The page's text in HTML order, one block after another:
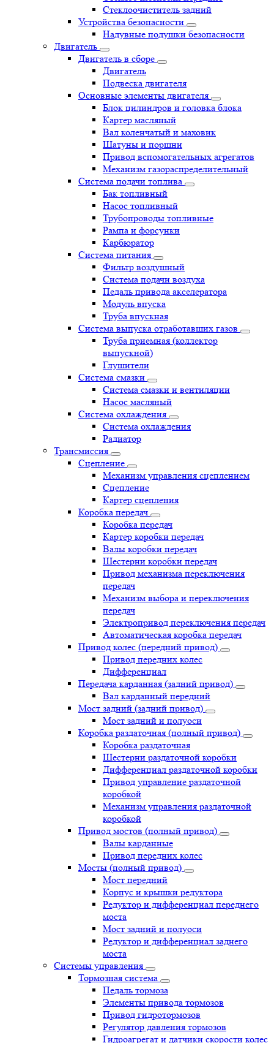
Стеклоочиститель задний
Устройства безопасности
Надувные подушки безопасности
Двигатель
Двигатель в сборе
Двигатель
Подвеска двигателя
Основные элементы двигателя
Блок цилиндров и головка блока
Картер масляный
Вал коленчатый и маховик
Шатуны и поршни
Привод вспомогательных агрегатов
Механизм газораспределительный
Система подачи топлива
Бак топливный
Насос топливный
Трубопроводы топливные
Рампа и форсунки
Карбюратор
Система питания
Фильтр воздушный
Система подачи воздуха
Педаль привода акселератора
Модуль впуска
Труба впускная
Система выпуска отработавших газов
Труба приемная (коллектор
выпускной)
Глушители
Система смазки
Система смазки и вентиляции
Насос масляный
Система охлаждения
Система охлаждения
Радиатор
Трансмиссия
Сцепление
Механизм управления сцеплением
Сцепление
Картер сцепления
Коробка передач
Коробка передач
Картер коробки передач
Валы коробки передач
Шестерни коробки передач
Привод механизма переключения
передач
Механизм выбора и переключения
передач
Электропривод переключения передач
Автоматическая коробка передач
Привод колес (передний привод)
Привод передних колес
Дифференциал
Передача карданная (задний привод)
Вал карданный передний
Мост задний (задний привод)
Мост задний и полуоси
Коробка раздаточная (полный привод)
Коробка раздаточная
Шестерни раздаточной коробки
Дифференциал раздаточной коробки
Привод управление раздаточной
коробкой
Механизм управления раздаточной
коробкой
Привод мостов (полный привод)
Валы карданные
Привод передних колес
Мосты (полный привод)
Мост передний
Корпус и крышки редуктора
Редуктор и дифференциал переднего
моста
Мост задний и полуоси
Редуктор и дифференциал заднего
моста
Системы управления
Тормозная система
Педаль тормоза
Элементы привода тормозов
Привод гидротормозов
Регулятор давления тормозов
Гидроагрегат и датчики скорости колес